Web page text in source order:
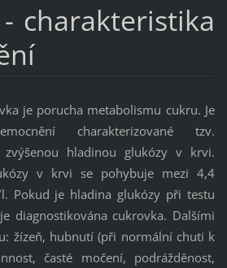
charakteristika
je porucha metabolismu cukru. Je
charakterizované tzv.
zvýšenou hladinou glukózy v krvi.
v krvi se pohybuje mezi 4,4
Pokud je hladina glukózy při testu
diagnostikována cukrovka. Dalšími
žízeň, hubnutí (při normální chuti k
časté močení, podrážděnost,